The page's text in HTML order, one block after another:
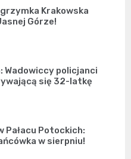
Krakowska
Górze!
Wadowiccy policjanci
się 32-latkę
Pałacu Potockich:
w sierpniu!